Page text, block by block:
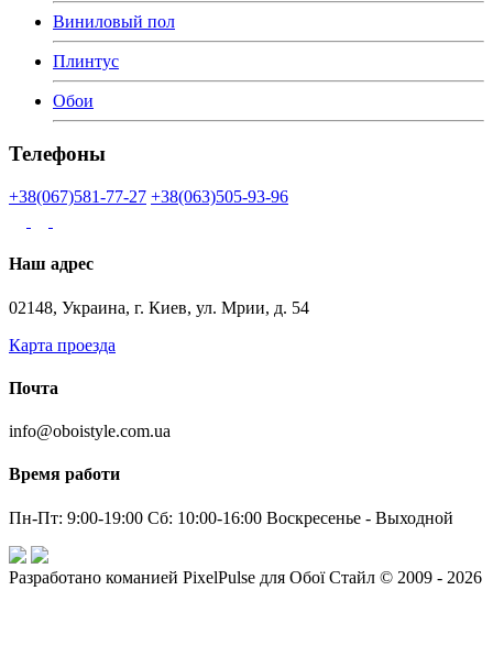
Виниловый пол
Плинтус
Обои
Телефоны
+38(067)581-77-27 +38(063)505-93-96
Наш адрес
02148, Украина, г. Киев, ул. Мрии, д. 54
Карта проезда
Почта
info@oboistyle.com.ua
Время работи
Пн-Пт: 9:00-19:00 Сб: 10:00-16:00 Воскресенье - Выходной
Разработано команией PixelPulse для Обої Стайл © 2009 - 2026